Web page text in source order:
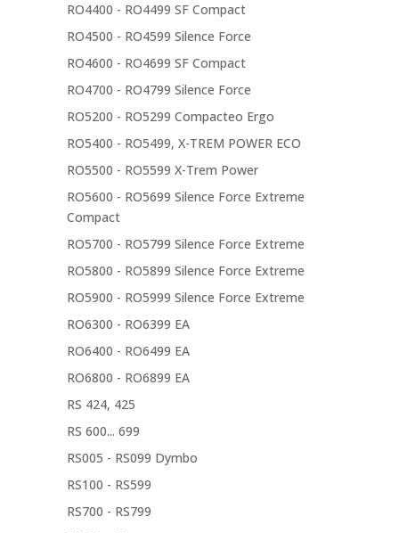
RO4400 - RO4499 SF Compact
RO4500 - RO4599 Silence Force
RO4600 - RO4699 SF Compact
RO4700 - RO4799 Silence Force
RO5200 - RO5299 Compacteo Ergo
RO5400 - RO5499, X-TREM POWER ECO
RO5500 - RO5599 X-Trem Power
RO5600 - RO5699 Silence Force Extreme
Compact
RO5700 - RO5799 Silence Force Extreme
RO5800 - RO5899 Silence Force Extreme
RO5900 - RO5999 Silence Force Extreme
RO6300 - RO6399 EA
RO6400 - RO6499 EA
RO6800 - RO6899 EA
RS 424, 425
RS 600... 699
RS005 - RS099 Dymbo
RS100 - RS599
RS700 - RS799